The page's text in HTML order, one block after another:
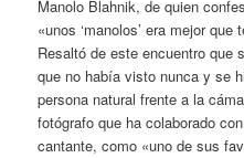
Manolo Blahnik, de quien
«unos ‘manolos’ era mejor
Resaltó de este encuentro que
que no había visto nunca y se
persona natural frente a la
fotógrafo que ha colaborado
cantante, como «uno de sus